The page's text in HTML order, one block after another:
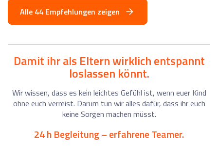
Alle 44 Empfehlungen zeigen
Damit ihr als Eltern wirklich entspannt
loslassen könnt.
Wir wissen, dass es kein leichtes Gefühl ist, wenn euer Kind
ohne euch verreist. Darum tun wir alles dafür, dass ihr euch
keine Sorgen machen müsst.
24 h Begleitung – erfahrene Teamer.